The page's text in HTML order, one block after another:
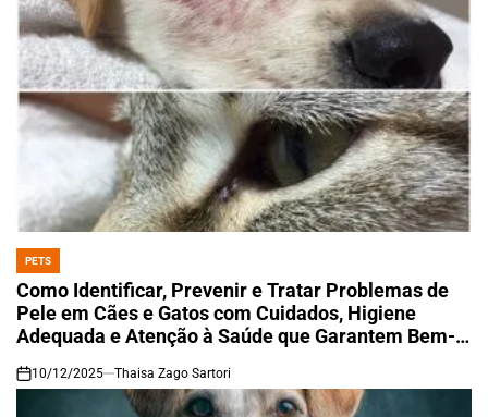
POSTED
IN
PETS
Como Identificar, Prevenir e Tratar Problemas de
Pele em Cães e Gatos com Cuidados, Higiene
Adequada e Atenção à Saúde que Garantem Bem-
on
10/12/2025 Thaisa Zago Sartori